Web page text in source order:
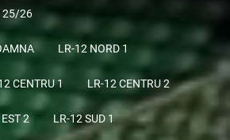
25/26
LR-12 NORD 1
CENTRU 1 LR-12 CENTRU 2
2 LR-12 SUD 1